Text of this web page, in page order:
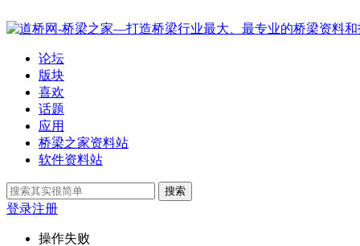
论坛
版块
喜欢
话题
应用
桥梁之家资料站
软件资料站
搜索
登录注册
操作失败